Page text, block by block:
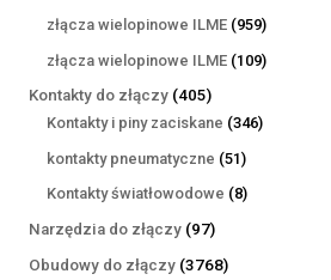
produktów
złącza wielopinowe ILME 959959
produktów
złącza wielopinowe ILME 109109
Kontakty do złączy 405405
produktów
Kontakty i piny zaciskane 346346
kontakty pneumatyczne 5151
produktów
Kontakty światłowodowe 88
Narzędzia do złączy 9797
produktów
Obudowy do złączy 37683768